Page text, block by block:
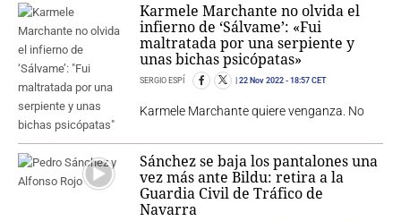
Karmele Marchante no olvida el
infierno de ‘Sálvame’: «Fui
maltratada por una serpiente y
unas bichas psicópatas»
SERGIO ESPÍ 22 Nov 2022 - 18:57 CET
Karmele Marchante quiere venganza. No
Sánchez se baja los pantalones una
vez más ante Bildu: retira a la
Guardia Civil de Tráfico de
Navarra